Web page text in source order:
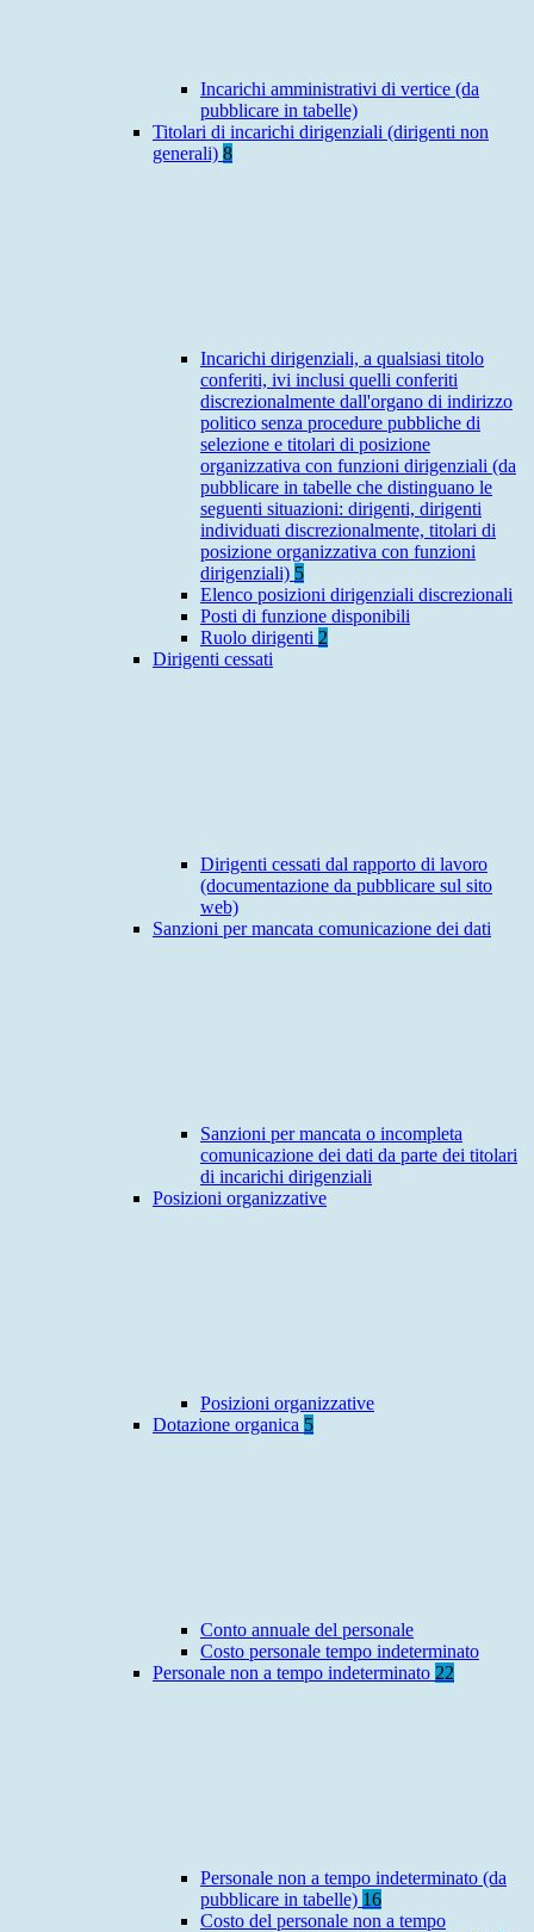
Incarichi amministrativi di vertice (da
pubblicare in tabelle)
Titolari di incarichi dirigenziali (dirigenti non
generali) 8
Incarichi dirigenziali, a qualsiasi titolo
conferiti, ivi inclusi quelli conferiti
discrezionalmente dall'organo di indirizzo
politico senza procedure pubbliche di
selezione e titolari di posizione
organizzativa con funzioni dirigenziali (da
pubblicare in tabelle che distinguano le
seguenti situazioni: dirigenti, dirigenti
individuati discrezionalmente, titolari di
posizione organizzativa con funzioni
dirigenziali) 5
Elenco posizioni dirigenziali discrezionali
Posti di funzione disponibili
Ruolo dirigenti 2
Dirigenti cessati
Dirigenti cessati dal rapporto di lavoro
(documentazione da pubblicare sul sito
web)
Sanzioni per mancata comunicazione dei dati
Sanzioni per mancata o incompleta
comunicazione dei dati da parte dei titolari
di incarichi dirigenziali
Posizioni organizzative
Posizioni organizzative
Dotazione organica 5
Conto annuale del personale
Costo personale tempo indeterminato
Personale non a tempo indeterminato 22
Personale non a tempo indeterminato (da
pubblicare in tabelle) 16
Costo del personale non a tempo